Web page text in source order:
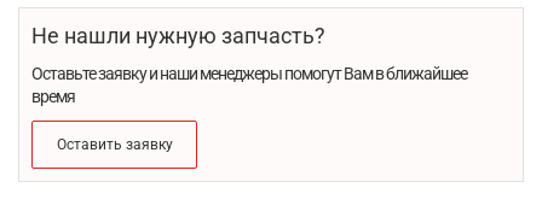
Не нашли нужную запчасть?
Оставьте заявку и наши менеджеры помогут Вам в ближайшее
время
Оставить заявку